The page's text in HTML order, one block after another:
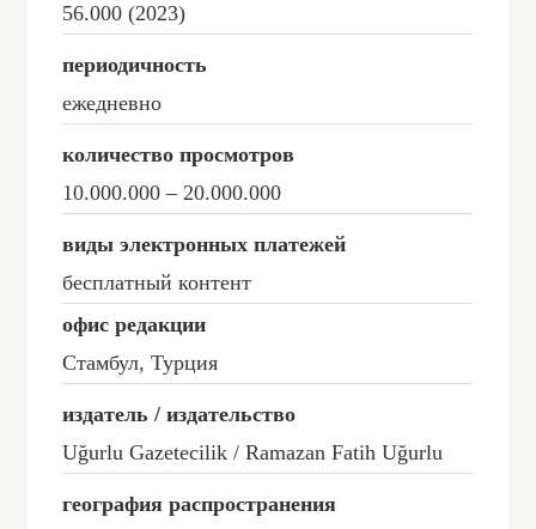
56.000 (2023)
периодичность
ежедневно
количество просмотров
10.000.000 – 20.000.000
виды электронных платежей
бесплатный контент
офис редакции
Стамбул, Турция
издатель / издательство
Uğurlu Gazetecilik / Ramazan Fatih Uğurlu
география распространения